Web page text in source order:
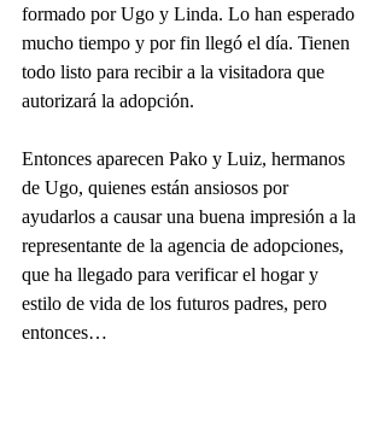
formado por Ugo y Linda. Lo han esperado
mucho tiempo y por fin llegó el día. Tienen
todo listo para recibir a la visitadora que
autorizará la adopción.
Entonces aparecen Pako y Luiz, hermanos
de Ugo, quienes están ansiosos por
ayudarlos a causar una buena impresión a la
representante de la agencia de adopciones,
que ha llegado para verificar el hogar y
estilo de vida de los futuros padres, pero
entonces…